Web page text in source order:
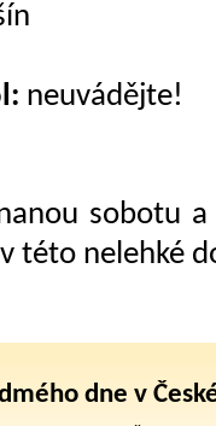
neuvádějte!
sobotu
této nelehké
dne v